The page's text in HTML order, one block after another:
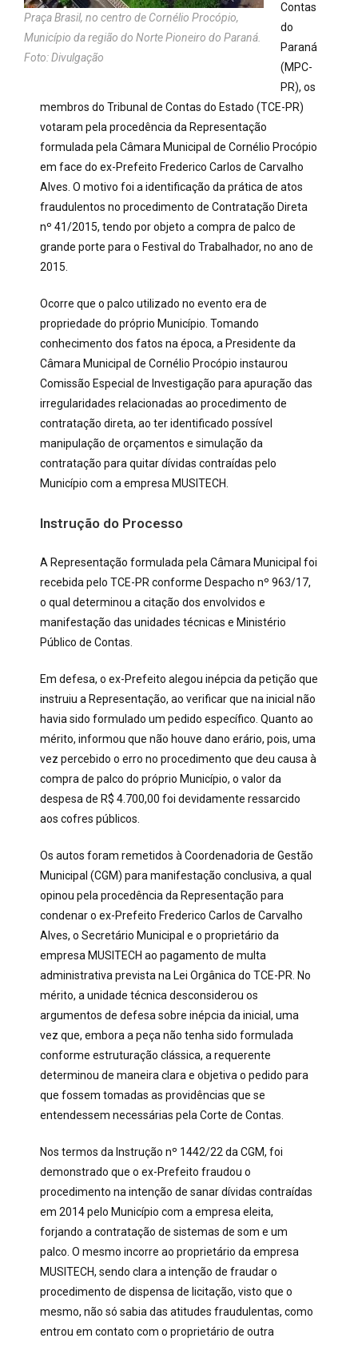
Praça Brasil, no centro de Cornélio Procópio,
Município da região do Norte Pioneiro do Paraná.
Foto: Divulgação
Contas
do
Paraná
(MPC-
PR), os
membros do Tribunal de Contas do Estado (TCE-PR)
votaram pela procedência da Representação
formulada pela Câmara Municipal de Cornélio Procópio
em face do ex-Prefeito Frederico Carlos de Carvalho
Alves. O motivo foi a identificação da prática de atos
fraudulentos no procedimento de Contratação Direta
nº 41/2015, tendo por objeto a compra de palco de
grande porte para o Festival do Trabalhador, no ano de
2015.
Ocorre que o palco utilizado no evento era de
propriedade do próprio Município. Tomando
conhecimento dos fatos na época, a Presidente da
Câmara Municipal de Cornélio Procópio instaurou
Comissão Especial de Investigação para apuração das
irregularidades relacionadas ao procedimento de
contratação direta, ao ter identificado possível
manipulação de orçamentos e simulação da
contratação para quitar dívidas contraídas pelo
Município com a empresa MUSITECH.
Instrução do Processo
A Representação formulada pela Câmara Municipal foi
recebida pelo TCE-PR conforme Despacho nº 963/17,
o qual determinou a citação dos envolvidos e
manifestação das unidades técnicas e Ministério
Público de Contas.
Em defesa, o ex-Prefeito alegou inépcia da petição que
instruiu a Representação, ao verificar que na inicial não
havia sido formulado um pedido específico. Quanto ao
mérito, informou que não houve dano erário, pois, uma
vez percebido o erro no procedimento que deu causa à
compra de palco do próprio Município, o valor da
despesa de R$ 4.700,00 foi devidamente ressarcido
aos cofres públicos.
Os autos foram remetidos à Coordenadoria de Gestão
Municipal (CGM) para manifestação conclusiva, a qual
opinou pela procedência da Representação para
condenar o ex-Prefeito Frederico Carlos de Carvalho
Alves, o Secretário Municipal e o proprietário da
empresa MUSITECH ao pagamento de multa
administrativa prevista na Lei Orgânica do TCE-PR. No
mérito, a unidade técnica desconsiderou os
argumentos de defesa sobre inépcia da inicial, uma
vez que, embora a peça não tenha sido formulada
conforme estruturação clássica, a requerente
determinou de maneira clara e objetiva o pedido para
que fossem tomadas as providências que se
entendessem necessárias pela Corte de Contas.
Nos termos da Instrução nº 1442/22 da CGM, foi
demonstrado que o ex-Prefeito fraudou o
procedimento na intenção de sanar dívidas contraídas
em 2014 pelo Município com a empresa eleita,
forjando a contratação de sistemas de som e um
palco. O mesmo incorre ao proprietário da empresa
MUSITECH, sendo clara a intenção de fraudar o
procedimento de dispensa de licitação, visto que o
mesmo, não só sabia das atitudes fraudulentas, como
entrou em contato com o proprietário de outra